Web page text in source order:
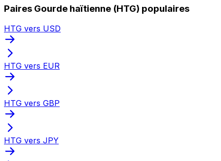
Paires Gourde haïtienne (HTG) populaires
HTG vers USD
HTG vers EUR
HTG vers GBP
HTG vers JPY